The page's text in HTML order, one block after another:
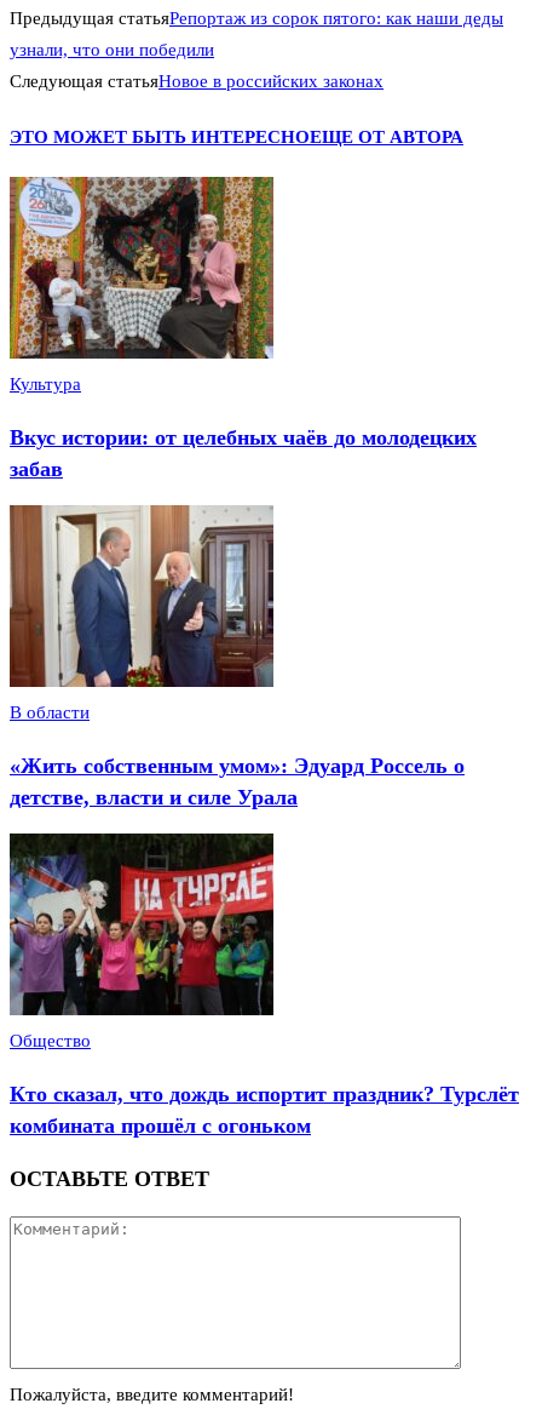
Предыдущая статьяРепортаж из сорок пятого: как наши деды
узнали, что они победили
Следующая статьяНовое в российских законах
ЭТО МОЖЕТ БЫТЬ ИНТЕРЕСНОЕЩЕ ОТ АВТОРА
Культура
Вкус истории: от целебных чаёв до молодецких
забав
В области
«Жить собственным умом»: Эдуард Россель о
детстве, власти и силе Урала
Общество
Кто сказал, что дождь испортит праздник? Турслёт
комбината прошёл с огоньком
ОСТАВЬТЕ ОТВЕТ
Пожалуйста, введите комментарий!